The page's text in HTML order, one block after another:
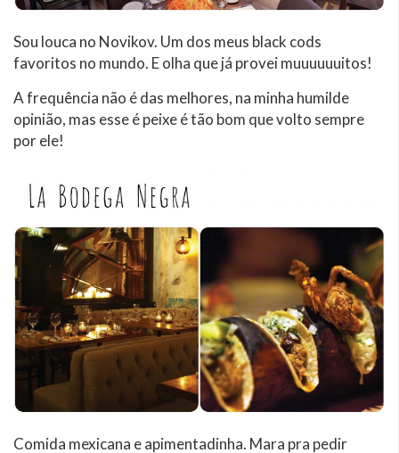
Sou louca no Novikov. Um dos meus black cods
favoritos no mundo. E olha que já provei muuuuuuitos!
A frequência não é das melhores, na minha humilde
opinião, mas esse é peixe é tão bom que volto sempre
por ele!
Comida mexicana e apimentadinha. Mara pra pedir